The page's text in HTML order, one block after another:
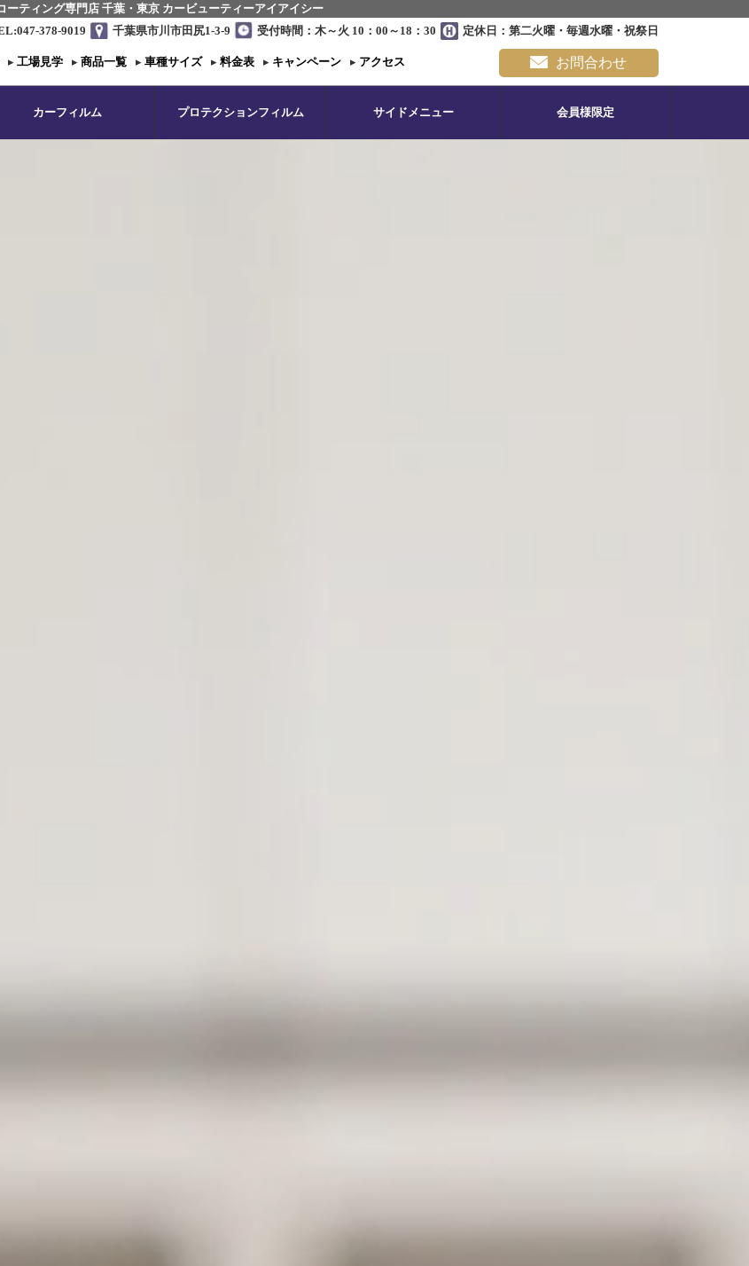
ーティング専門店 千葉・東京 カービューティーアイアイシー
378-9019
千葉県市川市田尻1-3-9 受付時間：木～火 10：00～18：30 定休日：第二火曜・毎週水曜・祝祭日
▸ 工場見学 ▸ 商品一覧 ▸ 車種サイズ ▸ 料金表 ▸ キャンペーン ▸ アクセス お問合わせ
カーフィルム プロテクションフィルム サイドメニュー 会員様限定